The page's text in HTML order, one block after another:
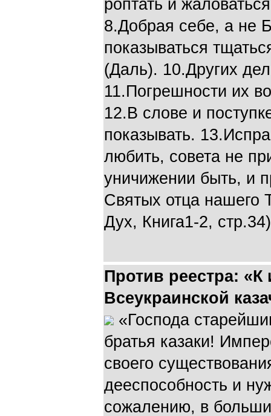
роптать и
8.Добрая себе, а не
показываться
(Даль). 10.Других
11.Погрешности их
12.В слове и
показывать.
любить, совета не
уничижении быть, и
Святых отца нашего
Дух, Книга1-2,
Против реестра: «К
Всеукраинской
«Господа
братья казаки!
своего
дееспособность и
сожалению, в